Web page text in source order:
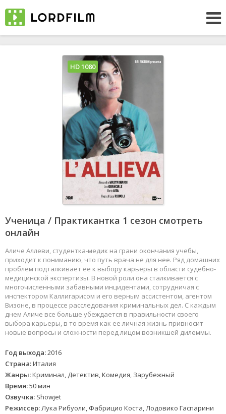
Ученица / Практикантка 1 сезон смотреть
онлайн
Аличе Аллеви, студентка-медик на грани окончания учебы,
приходит к пониманию, что путь врача не для нее. Ряд домашних
проблем подталкивает ее к выбору карьеры в области судебно-
медицинской экспертизы. В новой роли она сталкивается с
многочисленными забавными инцидентами, сотрудничая с
инспектором Каллигарисом и его верным ассистентом, агентом
Визоне, в процессе расследования криминальных дел. С каждым
днем Аличе все больше убеждается в правильности своего
выбора карьеры, в то время как ее личная жизнь привносит
новые вопросы и сложности перед лицом возникшей дилеммы.
Год выхода:2016
Страна:Италия
Жанры:Криминал, Детектив, Комедия, Зарубежный
Время:50 мин
Озвучка: Showjet
Режиссер:Лука Рибуоли, Фабрицио Коста, Лодовико Гаспарини
HD 1080